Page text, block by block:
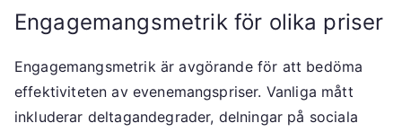
Engagemangsmetrik för olika priser
Engagemangsmetrik är avgörande för att bedöma
effektiviteten av evenemangspriser. Vanliga mått
inkluderar deltagandegrader, delningar på sociala